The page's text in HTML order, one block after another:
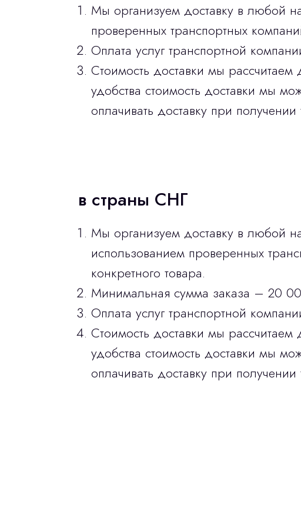
Мы организуем доставку в любой
проверенных транспортных
Оплата услуг транспортной
Стоимость доставки мы
удобства стоимость доставки мы
оплачивать доставку при получении
в страны СНГ
Мы организуем доставку в любой
использованием проверенных
конкретного товара.
Минимальная сумма заказа – 20
Оплата услуг транспортной
Стоимость доставки мы
удобства стоимость доставки мы
оплачивать доставку при получении